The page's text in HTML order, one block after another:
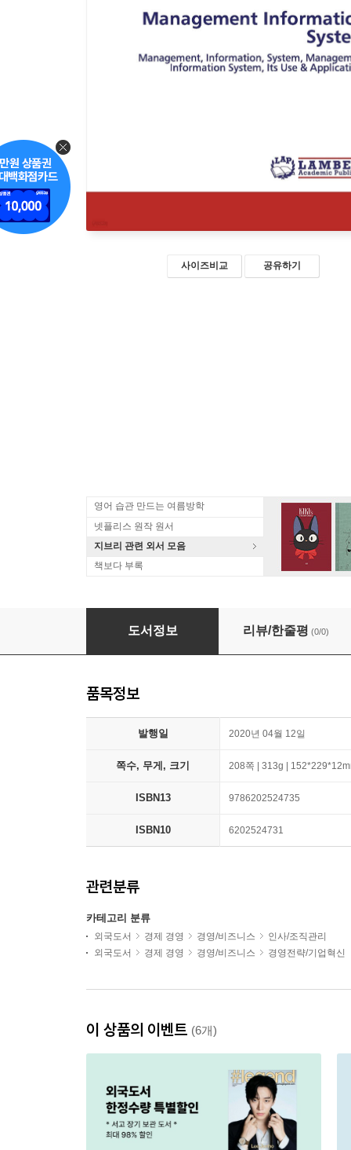
사이즈비교 공유하기
영어 습관 만드는 여름방학
넷플리스 원작 원서
지브리 관련 외서 모음
책보다 부록
Management Information System
도서정보 리뷰/한줄평 (0/0)
품목정보
발행일 2020년 04월 12일
쪽수, 무게, 크기 208쪽 | 313g |
ISBN13 9786202524735
ISBN10 6202524731
관련분류
카테고리 분류
외국도서 경제 경영 경영/비즈니스
인사/조직관리
외국도서
경제 경영 경영/비즈니스 경영전략/기업혁신
이 상품의 이벤트 (6개)